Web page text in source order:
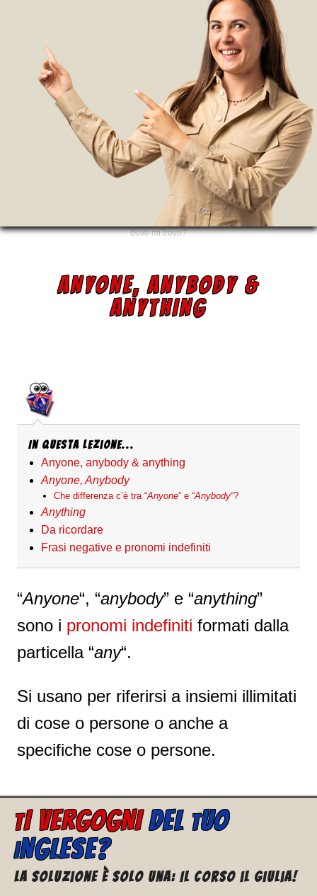
dove mi trovo?
ANYONE, ANYBODY &
ANYTHING
In questa Lezione...
Anyone, anybody & anything
Anyone, Anybody
Che differenza c’è tra “Anyone” e “Anybody“?
Anything
Da ricordare
Frasi negative e pronomi indefiniti
“Anyone“, “anybody” e “anything”
sono i pronomi indefiniti formati dalla
particella “any“.
Si usano per riferirsi a insiemi illimitati
di cose o persone o anche a
specifiche cose o persone.
TI VERGOGNIDEL TUO
INGLESE?
La soluzione è solo una: Il corso il Giulia!